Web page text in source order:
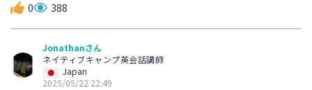
0 388
Jonathanさん
ネイティブキャンプ英会話講師
Japan
2025/05/22 22:49